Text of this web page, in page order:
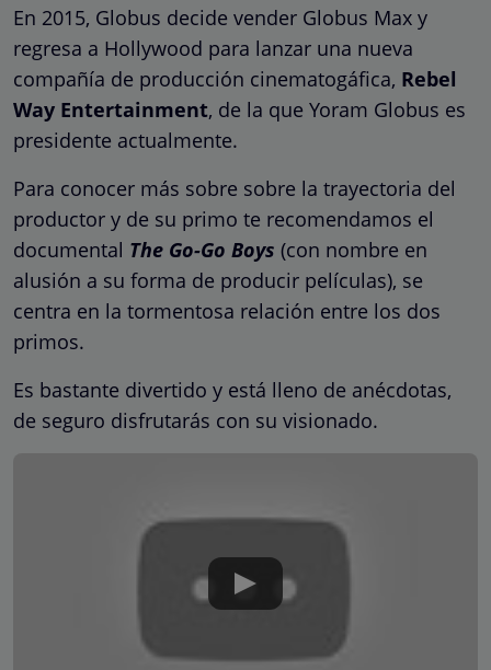
En 2015, Globus decide vender Globus Max y
regresa a Hollywood para lanzar una nueva
compañía de producción cinematogáfica, Rebel
Way Entertainment, de la que Yoram Globus es
presidente actualmente.
Para conocer más sobre sobre la trayectoria del
productor y de su primo te recomendamos el
documental The Go-Go Boys (con nombre en
alusión a su forma de producir películas), se
centra en la tormentosa relación entre los dos
primos.
Es bastante divertido y está lleno de anécdotas,
de seguro disfrutarás con su visionado.